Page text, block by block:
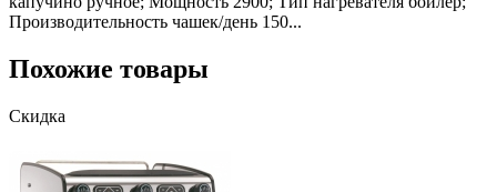
Производительность чашек/день 150...
Похожие товары
Скидка